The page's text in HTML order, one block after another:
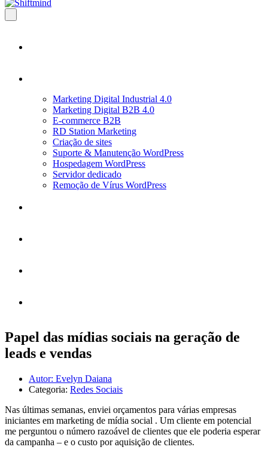
Marketing Digital Industrial 4.0
Marketing Digital B2B 4.0
E-commerce B2B
RD Station Marketing
Criação de sites
Suporte & Manutenção WordPress
Hospedagem WordPress
Servidor dedicado
Remoção de Vírus WordPress
Papel das mídias sociais na geração de
leads e vendas
Autor: Evelyn Daiana
Categoria: Redes Sociais
Nas últimas semanas, enviei orçamentos para várias empresas
iniciantes em marketing de mídia social . Um cliente em potencial
me perguntou o número razoável de clientes que ele poderia esperar
da campanha – e o custo por aquisição de clientes.